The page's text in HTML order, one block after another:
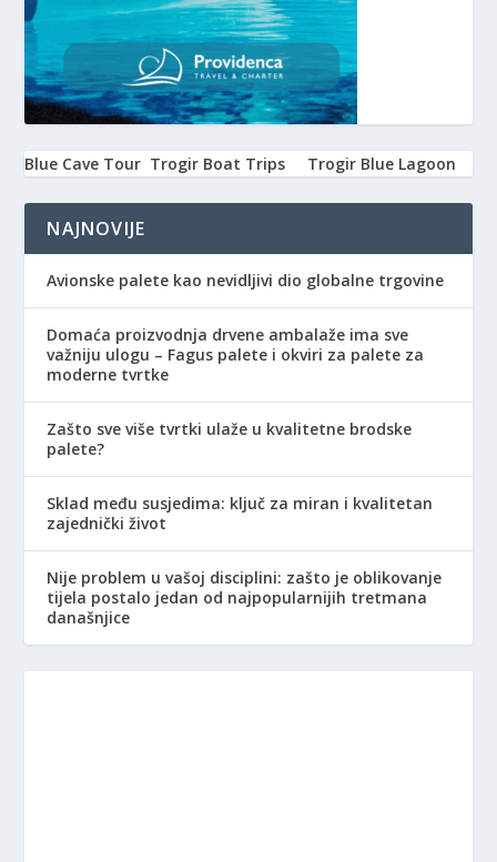
Blue Cave Tour Trogir Boat Trips Trogir Blue Lagoon
NAJNOVIJE
Avionske palete kao nevidljivi dio globalne trgovine
Domaća proizvodnja drvene ambalaže ima sve
važniju ulogu – Fagus palete i okviri za palete za
moderne tvrtke
Zašto sve više tvrtki ulaže u kvalitetne brodske
palete?
Sklad među susjedima: ključ za miran i kvalitetan
zajednički život
Nije problem u vašoj disciplini: zašto je oblikovanje
tijela postalo jedan od najpopularnijih tretmana
današnjice